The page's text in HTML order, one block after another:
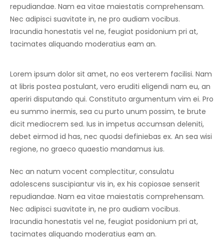
repudiandae. Nam ea vitae maiestatis comprehensam.
Nec adipisci suavitate in, ne pro audiam vocibus.
Iracundia honestatis vel ne, feugiat posidonium pri at,
tacimates aliquando moderatius eam an.
Lorem ipsum dolor sit amet, no eos verterem facilisi. Nam
at libris postea postulant, vero eruditi eligendi nam eu, an
aperiri disputando qui. Constituto argumentum vim ei. Pro
eu summo inermis, sea cu purto unum possim, te brute
dicit mediocrem sed. Ius in impetus accumsan deleniti,
debet eirmod id has, nec quodsi definiebas ex. An sea wisi
regione, no graeco quaestio mandamus ius.
Nec an natum vocent complectitur, consulatu
adolescens suscipiantur vis in, ex his copiosae senserit
repudiandae. Nam ea vitae maiestatis comprehensam.
Nec adipisci suavitate in, ne pro audiam vocibus.
Iracundia honestatis vel ne, feugiat posidonium pri at,
tacimates aliquando moderatius eam an.